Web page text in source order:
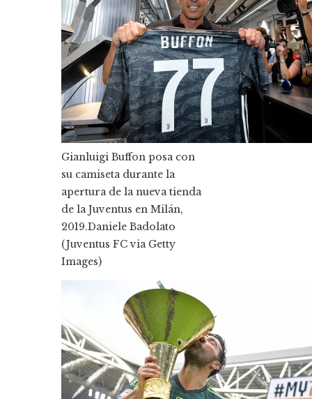
Gianluigi Buffon posa con
su camiseta durante la
apertura de la nueva tienda
de la Juventus en Milán,
2019.Daniele Badolato
(Juventus FC via Getty
Images)